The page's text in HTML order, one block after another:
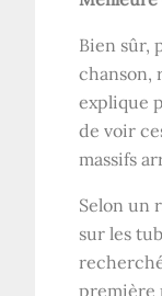
Bien sûr,
chanson,
explique
de voir
massifs
Selon un
sur les
première